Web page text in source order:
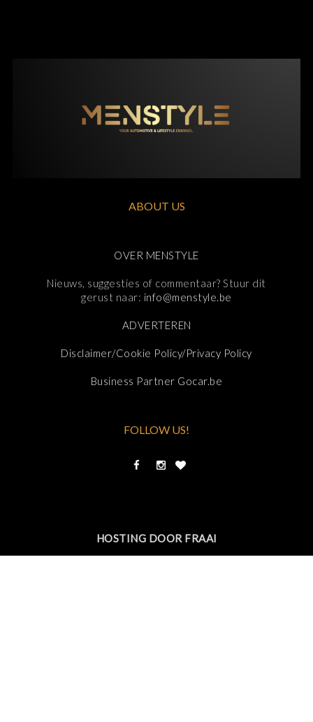
ABOUT US
OVER MENSTYLE
Nieuws, suggesties of commentaar? Stuur dit
gerust naar: info@menstyle.be
ADVERTEREN
Disclaimer/Cookie Policy/Privacy Policy
Business Partner Gocar.be
FOLLOW US!
HOSTING DOOR FRAAI